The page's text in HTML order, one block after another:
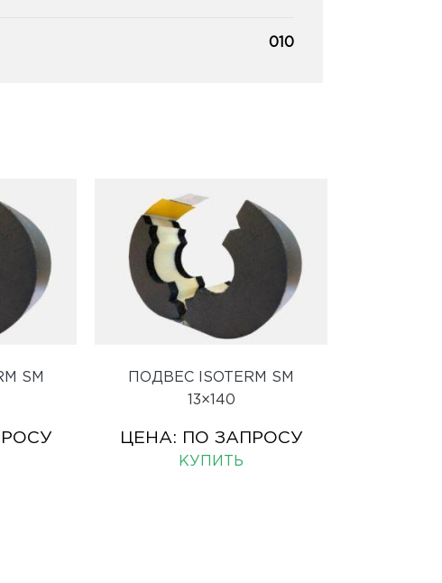
010
SM
ПОДВЕС ISOTERM SM
13×140
ЦЕНА: ПО ЗАПРОСУ
КУПИТЬ